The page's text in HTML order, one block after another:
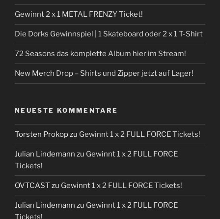
Gewinnt 2 x 1 METAL FRENZY Ticket!
Die Dorks Gewinnspiel | 1 Skateboard oder 2 x 1 T-Shirt
72 Seasons das komplette Album hier im Stream!
New Merch Drop – Shirts und Zipper jetzt auf Lager!
NEUESTE KOMMENTARE
Torsten Prokopzu Gewinnt 1 x 2 FULL FORCE Tickets!
Julian Lindemann zu Gewinnt 1 x 2 FULL FORCE
Tickets!
OVTCAST zu Gewinnt 1 x 2 FULL FORCE Tickets!
Julian Lindemann zu Gewinnt 1 x 2 FULL FORCE
Tickets!